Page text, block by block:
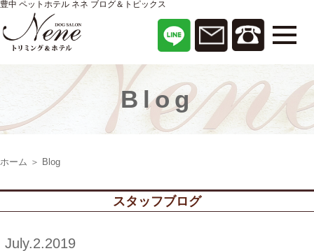
豊中 ペットホテル ネネ ブログ＆トピックス
Blog
ホーム ＞ Blog
スタッフブログ
July.2.2019